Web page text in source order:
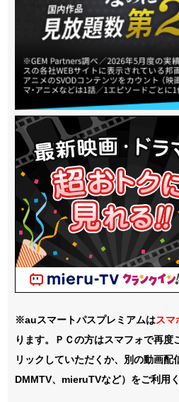
※auスマートパスプレミアムはスマ
ります。ＰＣの方はスマフォで再度
リックしていただくか、別の動画配
DMMTV、mieruTVなど）をご利用く